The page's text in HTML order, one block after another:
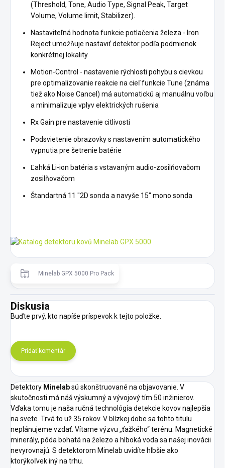
(Threshold, Tone, Audio Type, Signal Peak, Target
Volume, Volume limit, Stabilizer).
Nastaviteľná hodnota funkcie potlačenia železa - Iron
Reject umožňuje nastaviť detektor podľa podmienok
konkrétnej lokality
Motion-Control - nastavenie rýchlosti pohybu s cievkou
pre optimalizovanie reakcie na cieľ funkcie Tune (známa
tiež ako Noise Cancel) má automatickú aj manuálnu voľbu
a minimalizuje vplyv elektrických rušenia
Rx Gain pre nastavenie citlivosti
Podsvietenie obrazovky s nastavením automatického
vypnutia pre šetrenie batérie
Ľahká Li-ion batéria s vstavaným audio-zosilňovačom
zosilňovačom
Štandartná 11 "2D sonda a navyše 15" mono sonda
Minelab GPX 5000 Pro Pack
Diskusia
Buďte prvý, kto napíše príspevok k tejto položke.
Pridať komentár
Detektory Minelabsú skonštruované na objavovanie. V
skutočnosti má náš výskumný a vývojový tím 50 inžinierov.
Vďaka tomu je naša ručná technológia detekcie kovov najlepšia
na svete. Trvá to už 35 rokov. V blízkej dobe sa tohto titulu
neplánujeme vzdať. Vítame výzvu „ťažkého“ terénu. Magnetické
minerály, pôda bohatá na železo a hlboká voda sa našej inovácii
nevyrovnajú. S detektorom Minelab uvidíte hlbšie ako
ktorýkoľvek iný na trhu.